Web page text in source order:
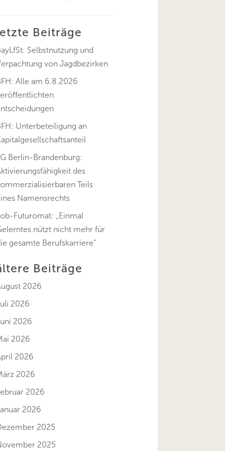
Beiträge
Selbstnutzung und
von Jagdbezirken
Alle am 6.8.2026
Unterbeteiligung an
Berlin-Brandenburg:
des
Teils
Namensrechts
Futuromat: „Einmal
nützt nicht mehr für
gesamte Berufskarriere“
Beiträge
2026
2026
2026
2026
2026
2026
2026
2026
2025
2025